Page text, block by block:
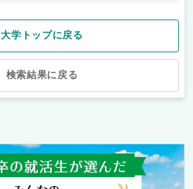
大学トップに戻る
検索結果に戻る